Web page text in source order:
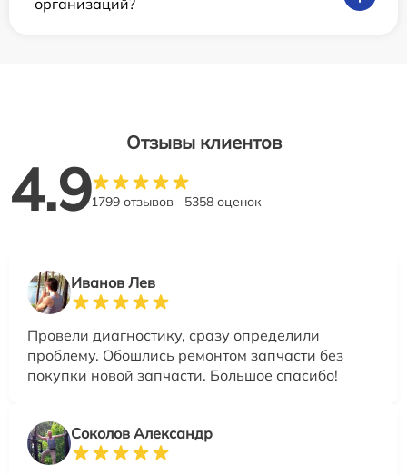
Отзывы клиентов
4.91799 отзывов 5358 оценок
Иванов Лев
Провели диагностику, сразу определили
проблему. Обошлись ремонтом запчасти без
покупки новой запчасти. Большое спасибо!
Соколов Александр